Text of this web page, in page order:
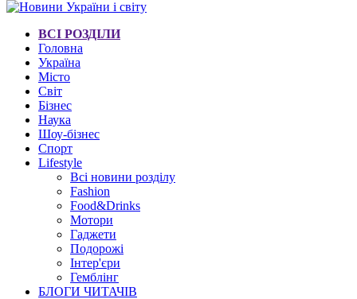
ВСІ РОЗДІЛИ
Головна
Україна
Місто
Світ
Бізнес
Наука
Шоу-бізнес
Спорт
Lifestyle
Всі новини розділу
Fashion
Food&Drinks
Мотори
Гаджети
Подорожі
Інтер'єри
Гемблінг
БЛОГИ ЧИТАЧІВ